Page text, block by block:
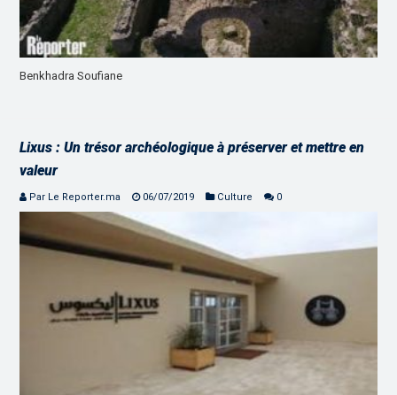
Benkhadra Soufiane
Lixus : Un trésor archéologique à préserver et mettre en
valeur
Par Le Reporter.ma 06/07/2019 Culture 0